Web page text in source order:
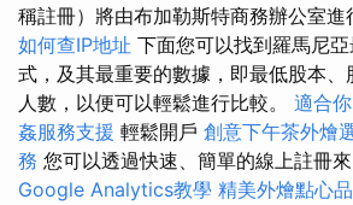
稱註冊）將由布加勒斯特商務辦公室進
如何查IP地址 下面您可以找到羅馬尼
式，及其最重要的數據，即最低股本、
人數，以便可以輕鬆進行比較。 適合
姦服務支援 輕鬆開戶 創意下午茶外燴
務 您可以透過快速、簡單的線上註冊
Google Analytics教學 精美外燴點心